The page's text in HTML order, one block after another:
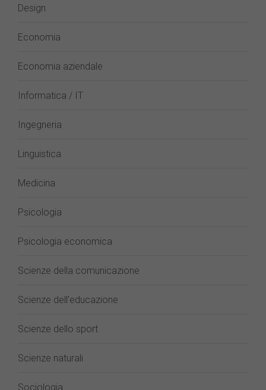
Design
Economia
Economia aziendale
Informatica / IT
Ingegneria
Linguistica
Medicina
Psicologia
Psicologia economica
Scienze della comunicazione
Scienze dell’educazione
Scienze dello sport
Scienze naturali
Sociologia